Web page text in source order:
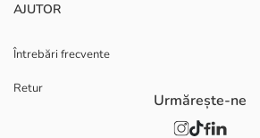
AJUTOR
Întrebări frecvente
Retur
Urmărește-ne